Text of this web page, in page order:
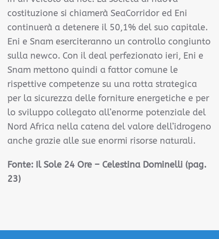
costituzione si chiamerà SeaCorridor ed Eni
continuerà a detenere il 50,1% del suo capitale.
Eni e Snam eserciteranno un controllo congiunto
sulla newco. Con il deal perfezionato ieri, Eni e
Snam mettono quindi a fattor comune le
rispettive competenze su una rotta strategica
per la sicurezza delle forniture energetiche e per
lo sviluppo collegato all’enorme potenziale del
Nord Africa nella catena del valore dell’idrogeno
anche grazie alle sue enormi risorse naturali.
Fonte: Il Sole 24 Ore – Celestina Dominelli (pag.
23)